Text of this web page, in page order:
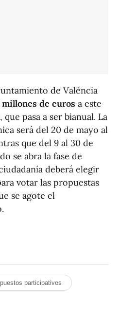
de València
millones de euros a este
pasa a ser bianual. La
será del 20 de mayo al
que del 9 al 30 de
se abra la fase de
deberá elegir
votar las propuestas
se agote el
participativos